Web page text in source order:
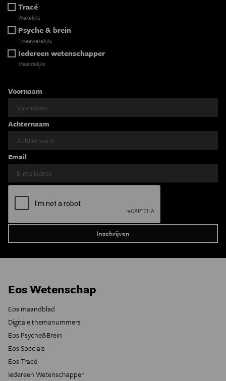
Tracé
Wekelijks
Psyche & brein
Tweewekelijks
Iedereen wetenschapper
Maandelijks
Voornaam
Achternaam
Email
Eos Wetenschap
Eos maandblad
Digitale themanummers
Eos Psyche&Brein
Eos Specials
Eos Tracé
Iedereen Wetenschapper